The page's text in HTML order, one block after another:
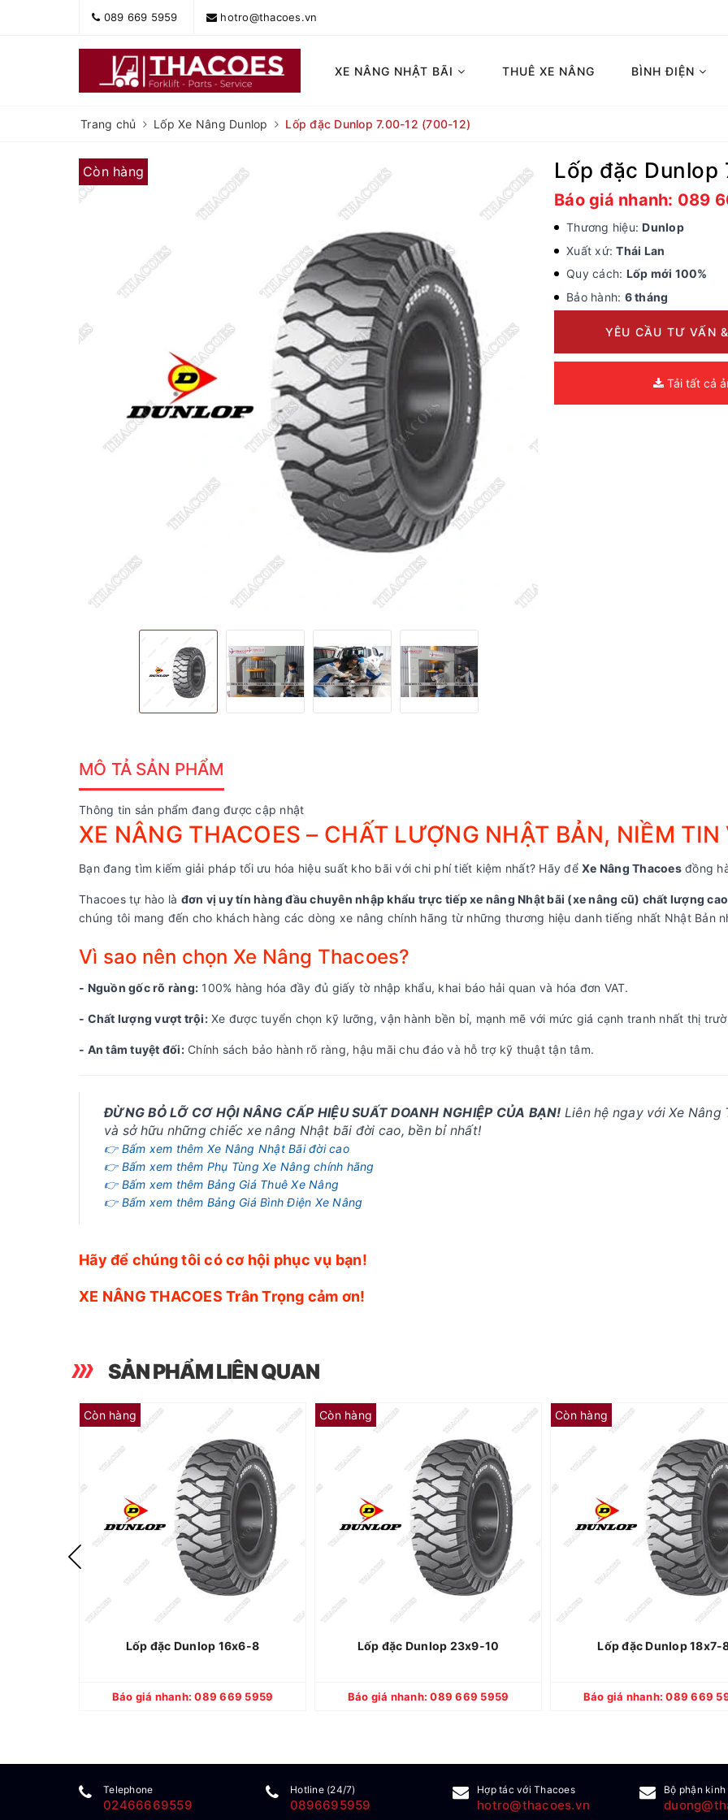
089 669 5959 hotro@thacoes.vn
XE NÂNG NHẬT BÃI THUÊ XE NÂNG BÌNH ĐIỆN
Trang chủ Lốp Xe Nâng Dunlop Lốp đặc Dunlop 7.00-12 (700-12)
Còn hàng Lốp đặc Dunlop
Báo giá nhanh: 089
Thương hiệu:Dunlop
Xuất xứ:Thái Lan
Quy cách: Lốp mới 100%
Bảo hành: 6 tháng
YÊU CẦU TƯ VẤN
Tải tất cả
MÔ TẢ SẢN PHẨM
Thông tin sản phẩm đang được cập nhật
XE NÂNG THACOES – CHẤT LƯỢNG NHẬT BẢN, NIỀM
Bạn đang tìm kiếm giải pháp tối ưu hóa hiệu suất kho bãi với chi phí tiết kiệm nhất? Hãy để Xe Nâng Thacoesđồng
Thacoes tự hào là đơn vị uy tín hàng đầu chuyên nhập khẩu trực tiếp xe nâng Nhật bãi (xe nâng cũ) chất lượng cao
chúng tôi mang đến cho khách hàng các dòng xe nâng chính hãng từ những thương hiệu danh tiếng nhất Nhật Bản
Vì sao nên chọn Xe Nâng Thacoes?
- Nguồn gốc rõ ràng: 100% hàng hóa đầy đủ giấy tờ nhập khẩu, khai báo hải quan và hóa đơn VAT.
- Chất lượng vượt trội:Xe được tuyển chọn kỹ lưỡng, vận hành bền bỉ, mạnh mẽ với mức giá cạnh tranh nhất thị
- An tâm tuyệt đối:Chính sách bảo hành rõ ràng, hậu mãi chu đáo và hỗ trợ kỹ thuật tận tâm.
ĐỪNG BỎ LỠ CƠ HỘI NÂNG CẤP HIỆU SUẤT DOANH NGHIỆP CỦA BẠN! Liên hệ ngay với Xe
và sở hữu những chiếc xe nâng Nhật bãi đời cao, bền bỉ nhất!
👉 Bấm xem thêm Xe Nâng Nhật Bãi đời cao
👉 Bấm xem thêm Phụ Tùng Xe Nâng chính hãng
👉 Bấm xem thêm Bảng Giá Thuê Xe Nâng
👉 Bấm xem thêm Bảng Giá Bình Điện Xe Nâng
Hãy để chúng tôi có cơ hội phục vụ bạn!
XE NÂNG THACOES Trân Trọng cảm ơn!
SẢN PHẨM LIÊN QUAN
Còn hàng
Lốp đặc Dunlop 16x6-8
Báo giá nhanh: 089 669 5959
Lốp đặc Dunlop 16x6-8
Thương hiệu:
Dunlop
Xuất xứ:
Thái Lan
Quy cách:
Lốp mới 100%
Bảo hành:
6 tháng
Còn hàng
Lốp đặc Dunlop 23x9-10
Báo giá nhanh: 089 669 5959
Lốp đặc Dunlop 23x9-10
Thương hiệu:
Dunlop
Xuất xứ:
Thái Lan
Quy cách:
Lốp mới 100%
Bảo hành:
6 tháng
Còn hàng
Lốp đặc Dunlop 18x7-
Báo giá nhanh: 089 669
Lốp đặc Dunlop
Dunlop
Thái Lan
Lốp mới 100%
6 tháng
Telephone
02466669559
Hotline (24/7)
0896695959
Hợp tác với Thacoes
hotro@thacoes.vn
Bộ phận